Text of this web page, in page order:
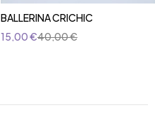
BALLERINA CRICHIC
40,00€
15,00€